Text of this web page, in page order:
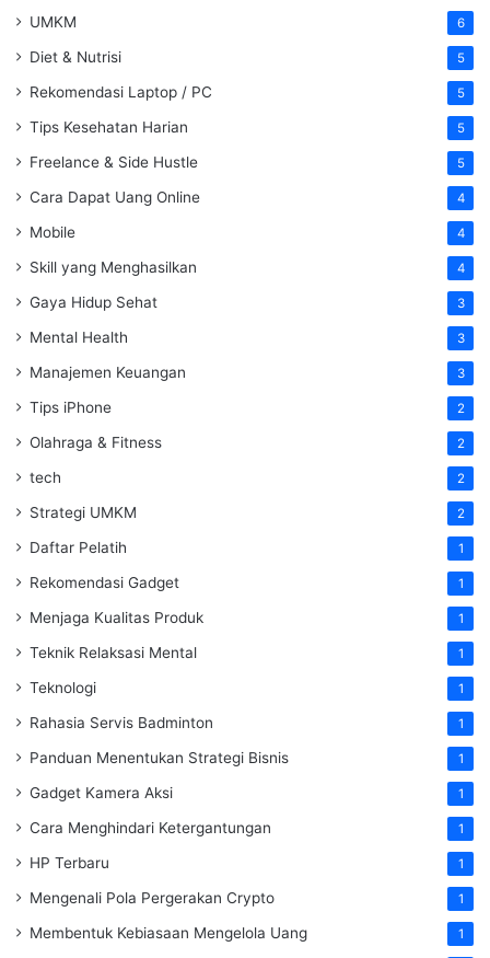
UMKM 6
Diet & Nutrisi 5
Rekomendasi Laptop / PC 5
Tips Kesehatan Harian 5
Freelance & Side Hustle 5
Cara Dapat Uang Online 4
Mobile 4
Skill yang Menghasilkan 4
Gaya Hidup Sehat 3
Mental Health 3
Manajemen Keuangan 3
Tips iPhone 2
Olahraga & Fitness 2
tech 2
Strategi UMKM 2
Daftar Pelatih 1
Rekomendasi Gadget 1
Menjaga Kualitas Produk 1
Teknik Relaksasi Mental 1
Teknologi 1
Rahasia Servis Badminton 1
Panduan Menentukan Strategi Bisnis 1
Gadget Kamera Aksi 1
Cara Menghindari Ketergantungan 1
HP Terbaru 1
Mengenali Pola Pergerakan Crypto 1
Membentuk Kebiasaan Mengelola Uang 1